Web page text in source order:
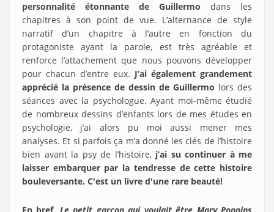
personnalité étonnante de Guillermo dans les
chapitres à son point de vue. L’alternance de style
narratif d’un chapitre à l’autre en fonction du
protagoniste ayant la parole, est très agréable et
renforce l’attachement que nous pouvons développer
pour chacun d’entre eux. J’ai également grandement
apprécié la présence de dessin de Guillermo lors des
séances avec la psychologue. Ayant moi-même étudié
de nombreux dessins d’enfants lors de mes études en
psychologie, j’ai alors pu moi aussi mener mes
analyses. Et si parfois ça m’a donné les clés de l’histoire
bien avant la psy de l’histoire, j’ai su continuer à me
laisser embarquer par la tendresse de cette histoire
bouleversante. C'est un livre d'une rare beauté!